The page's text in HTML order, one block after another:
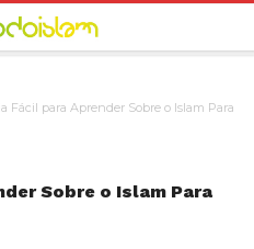
Fácil para Aprender Sobre o Islam Para
Sobre o Islam Para